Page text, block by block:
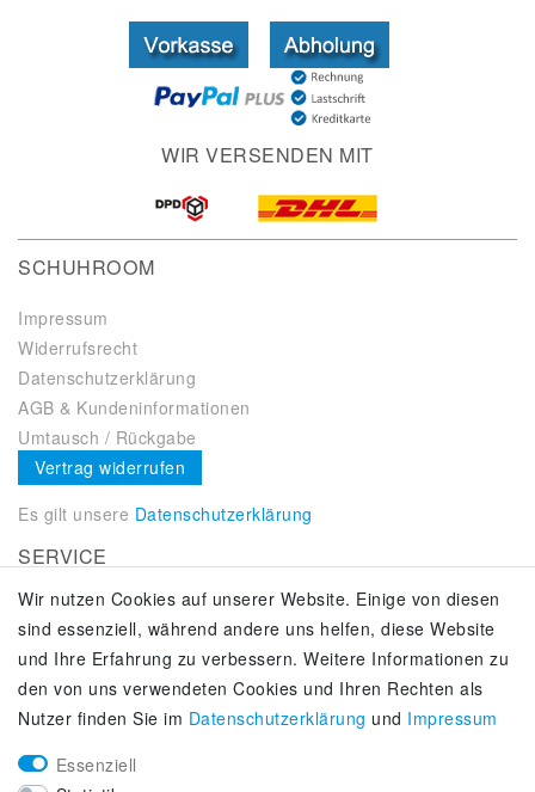
WIR VERSENDEN MIT
SCHUHROOM
Impressum
Widerrufsrecht
Datenschutzerklärung
AGB & Kundeninformationen
Umtausch / Rückgabe
Vertrag widerrufen
Es gilt unsere Datenschutzerklärung
SERVICE
Kontakt
Zahlung & Versand
Über uns
Selbstabholung
Adiletten online kaufen
KUNDENSERVICE
Wir nutzen Cookies auf unserer Website. Einige von diesen
sind essenziell, während andere uns helfen, diese Website
und Ihre Erfahrung zu verbessern. Weitere Informationen zu
den von uns verwendeten Cookies und Ihren Rechten als
Nutzer finden Sie im Daten­schutz­erklärung und Impressum
Essenziell